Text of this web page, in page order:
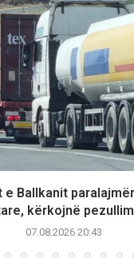
Ballkanit
kërkojnë
07.08.2026 20:43